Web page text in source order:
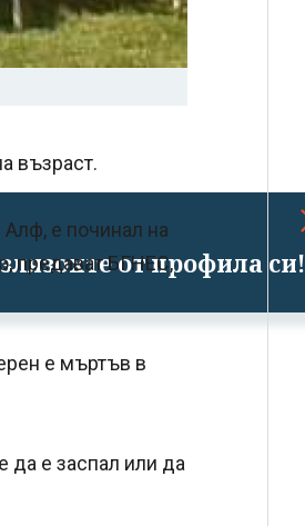
от профила си!
възраст.
е починал на
предават БГНЕС,
е мъртъв в
да е заспал или да